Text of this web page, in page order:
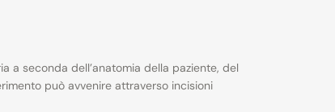
a seconda dell’anatomia della paziente, del
può avvenire attraverso incisioni